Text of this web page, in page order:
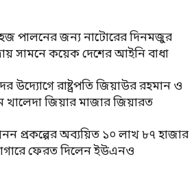
হজ পালনের জন্য নাটোরের দিনমজুর
সামনে কয়েক দেশের আইনি বাধা
উদ্যোগে রাষ্ট্রপতি জিয়াউর রহমান ও
খালেদা জিয়ার মাজার জিয়ারত
প্রকল্পের অব্যয়িত ১০ লাখ ৮৭ হাজার
ফেরত দিলেন ইউএনও